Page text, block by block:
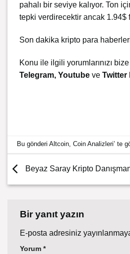
pahalı bir seviye kalıyor. Ton
tepki verdirecektir ancak 1.94$
Son dakika kripto para
Konu ile ilgili yorumlarınızı
Telegram, Youtube ve Twitter
Bu gönderiAltcoin,Coin Analizleri’ te
Beyaz Saray Kripto
Bir yanıt yazın
E-posta adresiniz
Yorum *